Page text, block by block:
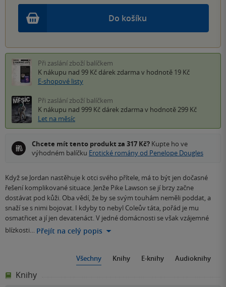
Do košíku
Při zaslání zboží balíčkem
K nákupu nad 99 Kč dárek zdarma v hodnotě 19 Kč
E-shopové listy
Při zaslání zboží balíčkem
K nákupu nad 999 Kč dárek zdarma v hodnotě 299 Kč
Let na měsíc
Chcete mít tento produkt za 317 Kč? Kupte ho ve
výhodném balíčku Erotické romány od Penelope Dougles
Když se Jordan nastěhuje k otci svého přítele, má to být jen dočasné
řešení komplikované situace. Jenže Pike Lawson se jí brzy začne
dostávat pod kůži. Oba vědí, že by se svým touhám neměli poddat, a
snaží se s nimi bojovat. I kdyby to nebyl Coleův táta, pořád je mu
osmatřicet a jí jen devatenáct. V jedné domácnosti se však vzájemné
blízkosti… Přejít na celý popis
Všechny Knihy E-knihy Audioknihy
Knihy